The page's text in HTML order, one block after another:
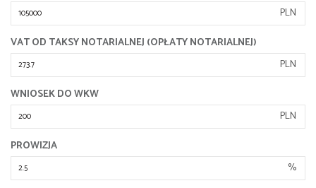
PLN
VAT OD TAKSY NOTARIALNEJ (OPŁATY NOTARIALNEJ)
PLN
WNIOSEK DO WKW
PLN
PROWIZJA
%